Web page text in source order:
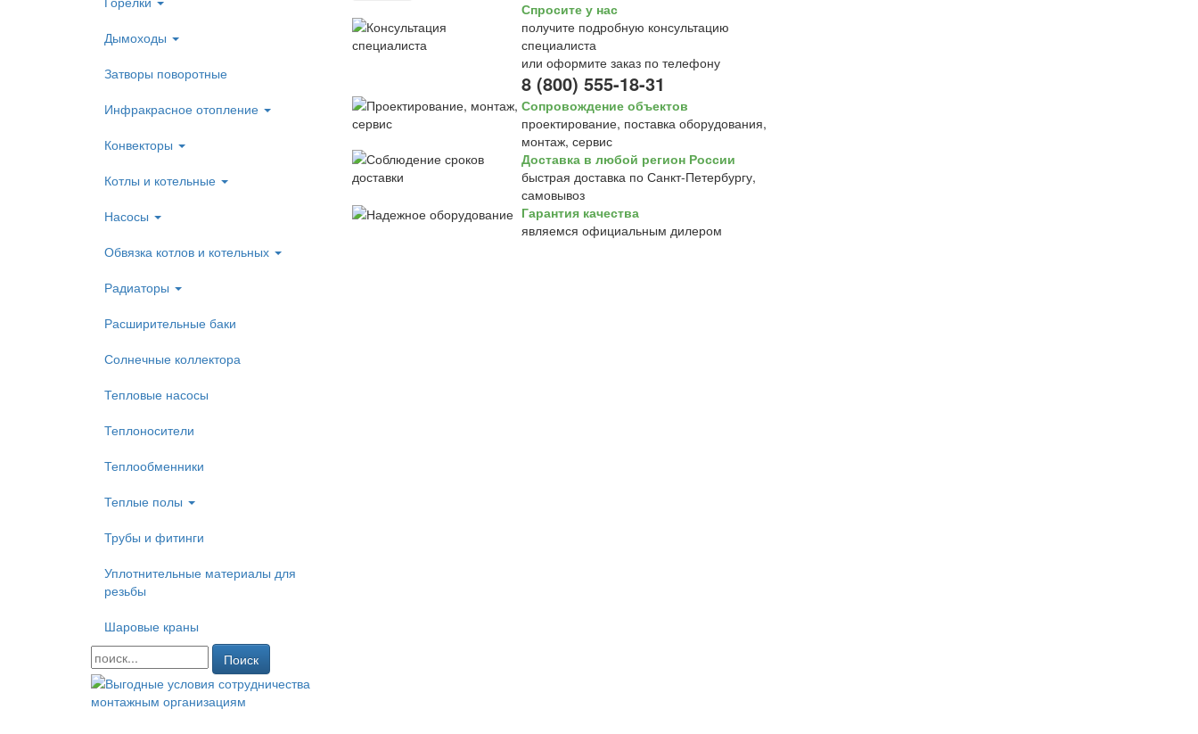
Дымоходы
Затворы поворотные
Инфракрасное отопление
Конвекторы
Котлы и котельные
Насосы
Обвязка котлов и котельных
Радиаторы
Расширительные баки
Солнечные коллектора
Тепловые насосы
Теплоносители
Теплообменники
Теплые полы
Трубы и фитинги
Уплотнительные материалы для
резьбы
Шаровые краны
Поиск
Спросите у нас
получите подробную консультацию
специалиста
или оформите заказ по телефону
8 (800) 555-18-31
Сопровождение объектов
проектирование, поставка оборудования,
монтаж, сервис
Доставка в любой регион России
быстрая доставка по Санкт-Петербургу,
самовывоз
Гарантия качества
являемся официальным дилером